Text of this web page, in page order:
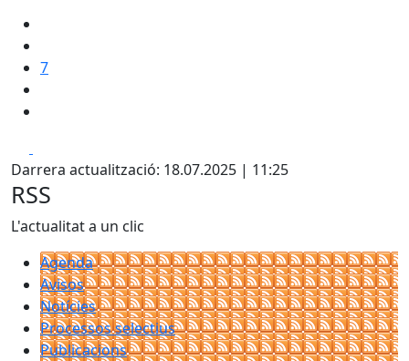
7
Darrera actualització: 18.07.2025 | 11:25
RSS
L'actualitat a un clic
Agenda
Avisos
Notícies
Processos selectius
Publicacions